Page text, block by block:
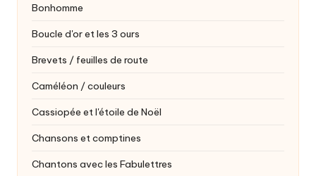
Bonhomme
Boucle d'or et les 3 ours
Brevets / feuilles de route
Caméléon / couleurs
Cassiopée et l'étoile de Noël
Chansons et comptines
Chantons avec les Fabulettres